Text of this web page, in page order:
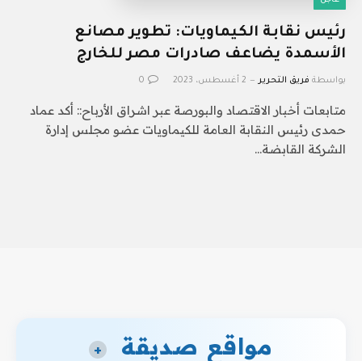
رئيس نقابة الكيماويات: تطوير مصانع
الأسمدة يضاعف صادرات مصر للخارج
بواسطة فريق التحرير 2 أغسطس، 2023 0
متابعات أخبار الاقتصاد والبورصة عبر اشراق الأرباح:: ‏أكد عماد
حمدى رئيس النقابة العامة للكيماويات عضو مجلس إدارة
الشركة القابضة…
مواقع صديقة +